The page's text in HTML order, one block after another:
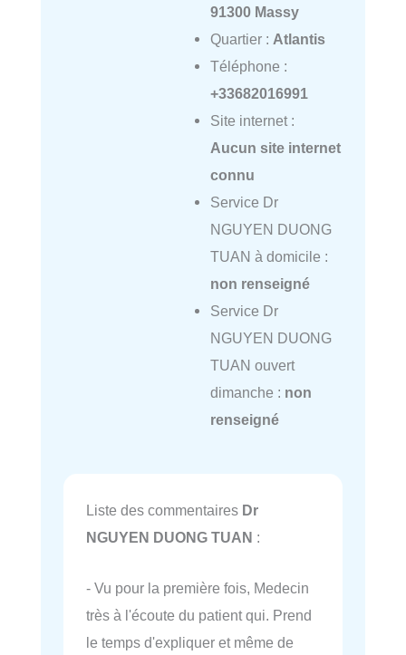
91300 Massy
Quartier : Atlantis
Téléphone :
+33682016991
Site internet :
Aucun site internet
connu
Service Dr
NGUYEN DUONG
TUAN à domicile :
non renseigné
Service Dr
NGUYEN DUONG
TUAN ouvert
dimanche : non
renseigné
Liste des commentaires Dr
NGUYEN DUONG TUAN :
- Vu pour la première fois, Medecin
très à l'écoute du patient qui. Prend
le temps d'expliquer et même de